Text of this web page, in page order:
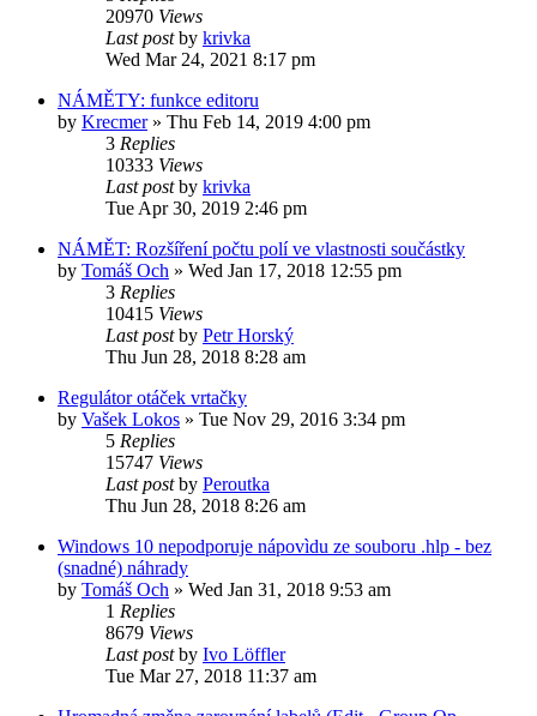
20970 Views
Last postby krivka
Wed Mar 24, 2021 8:17 pm
NÁMĚTY: funkce editoru
by Krecmer» Thu Feb 14, 2019 4:00 pm
3 Replies
10333 Views
Last postby krivka
Tue Apr 30, 2019 2:46 pm
NÁMĚT: Rozšíření počtu polí ve vlastnosti součástky
by Tomáš Och » Wed Jan 17, 2018 12:55 pm
3 Replies
10415 Views
Last postby Petr Horský
Thu Jun 28, 2018 8:28 am
Regulátor otáček vrtačky
by Vašek Lokos » Tue Nov 29, 2016 3:34 pm
5 Replies
15747 Views
Last postby Peroutka
Thu Jun 28, 2018 8:26 am
Windows 10 nepodporuje nápovìdu ze souboru .hlp - bez
(snadné) náhrady
by Tomáš Och » Wed Jan 31, 2018 9:53 am
1 Replies
8679 Views
Last postby Ivo Löffler
Tue Mar 27, 2018 11:37 am